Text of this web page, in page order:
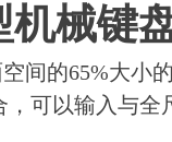
机械键
间的65%大小
可以输入与全